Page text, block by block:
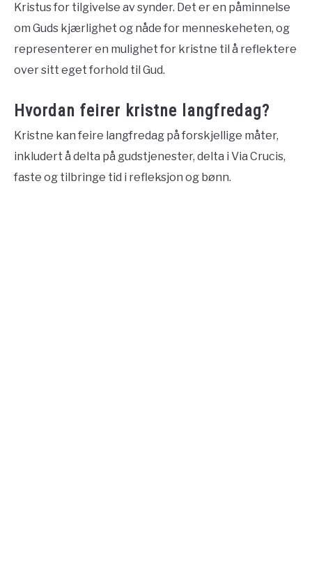
Kristus for tilgivelse av synder. Det er en påminnelse
om Guds kjærlighet og nåde for menneskeheten, og
representerer en mulighet for kristne til å reflektere
over sitt eget forhold til Gud.
Hvordan feirer kristne langfredag?
Kristne kan feire langfredag på forskjellige måter,
inkludert å delta på gudstjenester, delta i Via Crucis,
faste og tilbringe tid i refleksjon og bønn.